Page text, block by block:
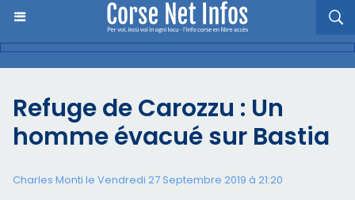
Refuge de Carozzu : Un
homme évacué sur Bastia
Charles Monti le Vendredi 27 Septembre 2019 à 21:20